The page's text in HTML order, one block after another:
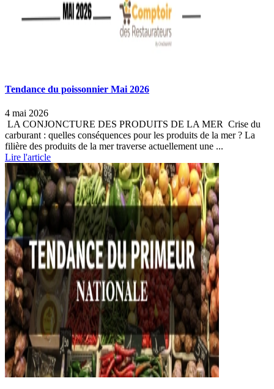
Tendance du poissonnier Mai 2026
4 mai 2026
LA CONJONCTURE DES PRODUITS DE LA MER Crise du
carburant : quelles conséquences pour les produits de la mer ? La
filière des produits de la mer traverse actuellement une ...
Lire l'article